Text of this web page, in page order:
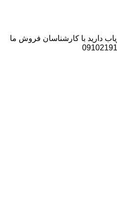
دارید با کارشناسان فروش ما